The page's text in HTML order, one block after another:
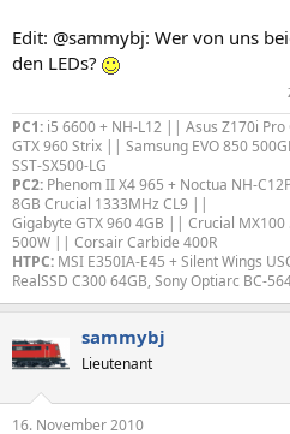
Edit: @sammybj: Wer von uns
den LEDs?
PC1: i5 6600 + NH-L12 || Asus Z170i
GTX 960 Strix || Samsung EVO 850
SST-SX500-LG
PC2: Phenom II X4 965 + Noctua NH-
8GB Crucial 1333MHz CL9 ||
Gigabyte GTX 960 4GB || Crucial
500W || Corsair Carbide 400R
HTPC: MSI E350IA-E45 + Silent Wings
RealSSD C300 64GB, Sony Optiarc BC-
sammybj
Lieutenant
16. November 2010